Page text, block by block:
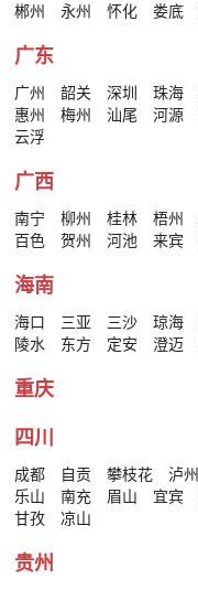
郴州
永州 怀化 娄底
广东
广州 韶关 深圳 珠海
惠州
梅州 汕尾 河源
云浮
广西
南宁 柳州 桂林 梧州
百色
贺州 河池 来宾
海南
海口 三亚 三沙 琼海
陵水
东方 定安 澄迈
重庆
四川
成都 自贡 攀枝花 泸州
乐山
南充 眉山 宜宾
甘孜
凉山
贵州